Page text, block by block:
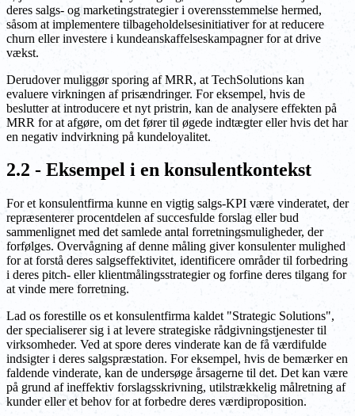
deres salgs- og marketingstrategier i overensstemmelse hermed,
såsom at implementere tilbageholdelsesinitiativer for at reducere
churn eller investere i kundeanskaffelseskampagner for at drive
vækst.
Derudover muliggør sporing af MRR, at TechSolutions kan
evaluere virkningen af prisændringer. For eksempel, hvis de
beslutter at introducere et nyt pristrin, kan de analysere effekten på
MRR for at afgøre, om det fører til øgede indtægter eller hvis det har
en negativ indvirkning på kundeloyalitet.
2.2 - Eksempel i en konsulentkontekst
For et konsulentfirma kunne en vigtig salgs-KPI være vinderatet, der
repræsenterer procentdelen af succesfulde forslag eller bud
sammenlignet med det samlede antal forretningsmuligheder, der
forfølges. Overvågning af denne måling giver konsulenter mulighed
for at forstå deres salgseffektivitet, identificere områder til forbedring
i deres pitch- eller klientmålingsstrategier og forfine deres tilgang for
at vinde mere forretning.
Lad os forestille os et konsulentfirma kaldet "Strategic Solutions",
der specialiserer sig i at levere strategiske rådgivningstjenester til
virksomheder. Ved at spore deres vinderate kan de få værdifulde
indsigter i deres salgspræstation. For eksempel, hvis de bemærker en
faldende vinderate, kan de undersøge årsagerne til det. Det kan være
på grund af ineffektiv forslagsskrivning, utilstrækkelig målretning af
kunder eller et behov for at forbedre deres værdiproposition.